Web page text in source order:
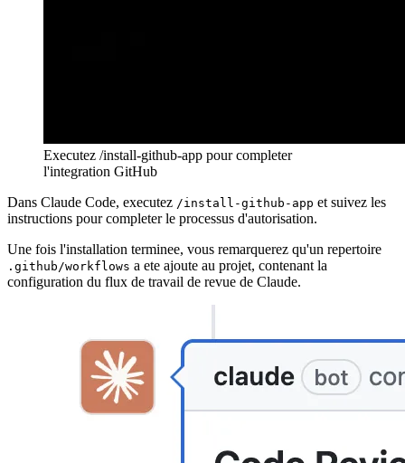
Executez /install-github-app pour completer
l'integration GitHub
Dans Claude Code, executez /install-github-app et suivez les
instructions pour completer le processus d'autorisation.
Une fois l'installation terminee, vous remarquerez qu'un repertoire
.github/workflows a ete ajoute au projet, contenant la
configuration du flux de travail de revue de Claude.